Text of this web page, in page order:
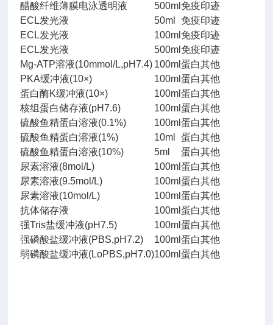
醋酸纤维薄膜电泳透明液
500ml 免疫印迹
ECL发光液
50ml
免疫印迹
ECL发光液
100ml 免疫印迹
ECL发光液
500ml 免疫印迹
Mg-ATP溶液(10mmol/L,pH7.4) 100ml蛋白其他
PKA缓冲液(10×)
100ml蛋白其他
蛋白酶K缓冲液(10×)
100ml蛋白其他
核组蛋白储存液(pH7.6)
100ml蛋白其他
硫酸鱼精蛋白溶液(0.1%)
100ml蛋白其他
硫酸鱼精蛋白溶液(1%)
10ml
蛋白其他
硫酸鱼精蛋白溶液(10%)
5ml
蛋白其他
尿素溶液(8mol/L)
100ml蛋白其他
尿素溶液(9.5mol/L)
100ml蛋白其他
尿素溶液(10mol/L)
100ml蛋白其他
抗体储存液
100ml蛋白其他
强Tris盐缓冲液(pH7.5)
100ml蛋白其他
强磷酸盐缓冲液(PBS,pH7.2)
100ml蛋白其他
弱磷酸盐缓冲液(LoPBS,pH7.0)100ml蛋白其他